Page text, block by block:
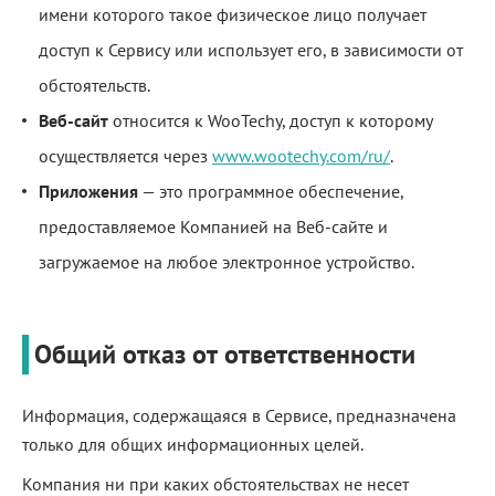
имени которого такое физическое лицо получает
доступ к Сервису или использует его, в зависимости от
обстоятельств.
Веб-сайт относится к WooTechy, доступ к которому
осуществляется через www.wootechy.com/ru/.
Приложения — это программное обеспечение,
предоставляемое Компанией на Веб-сайте и
загружаемое на любое электронное устройство.
Общий отказ от ответственности
Информация, содержащаяся в Сервисе, предназначена
только для общих информационных целей.
Компания ни при каких обстоятельствах не несет